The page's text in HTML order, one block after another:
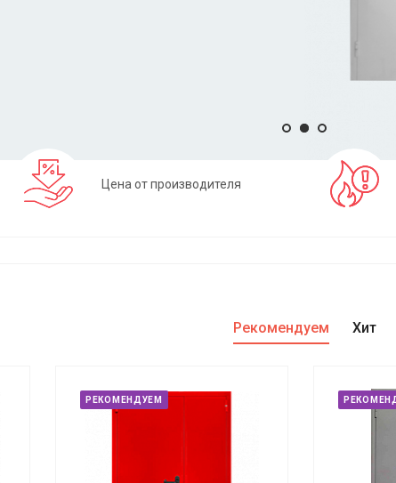
Цена от производителя
Рекомендуем Хит
РЕКОМЕНДУЕМ